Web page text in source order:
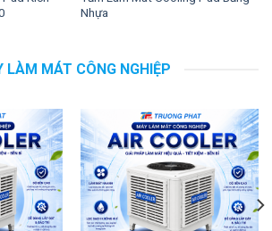
Nhựa
LÀM MÁT CÔNG NGHIỆP